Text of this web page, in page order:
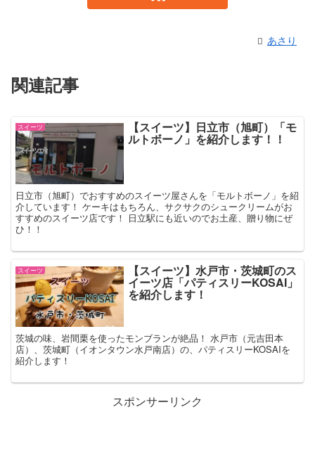
あさり
関連記事
スイーツ 【スイーツ】日立市（旭町）「モ
ルトボーノ」を紹介します！！
日立市（旭町）でおすすめのスイーツ屋さんを「モルトボーノ」を紹
介しています！ ケーキはもちろん、サクサクのシュークリームがお
すすめのスイーツ店です！ 日立駅にも近いのでお土産、贈り物にぜ
ひ！！
スイーツ 【スイーツ】水戸市・茨城町のス
イーツ店「パティスリーKOSAI」
を紹介します！
茨城の味、岩間栗を使ったモンブランが絶品！ 水戸市（元吉田本
店）、茨城町（イオンタウン水戸南店）の、パティスリーKOSAIを
紹介します！
スポンサーリンク